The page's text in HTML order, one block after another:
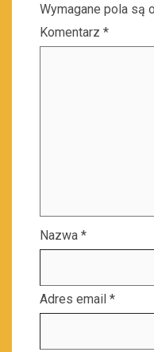
Wymagane pola są
Komentarz *
Nazwa *
Adres email *